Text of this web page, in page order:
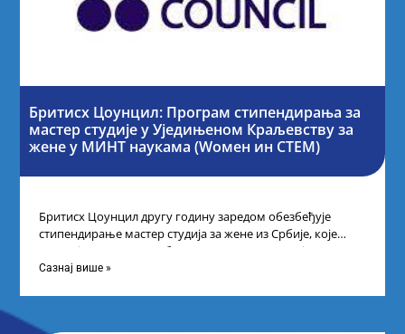
Бритисх Цоунцил: Програм стипендирања за
мастер студије у Уједињеном Краљевству за
жене у МИНТ наукама (Wомен ин СТЕМ)
Бритисх Цоунцил другу годину заредом обезбеђује
стипендирање мастер студија за жене из Србије, које
поседују диплому из области науке, технологије,
Сазнај више »